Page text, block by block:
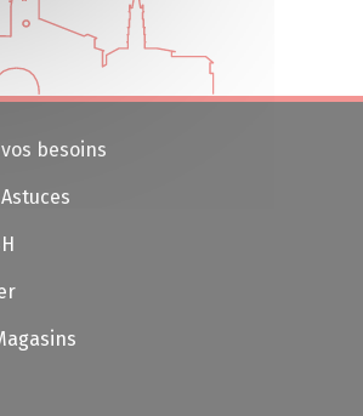
besoins